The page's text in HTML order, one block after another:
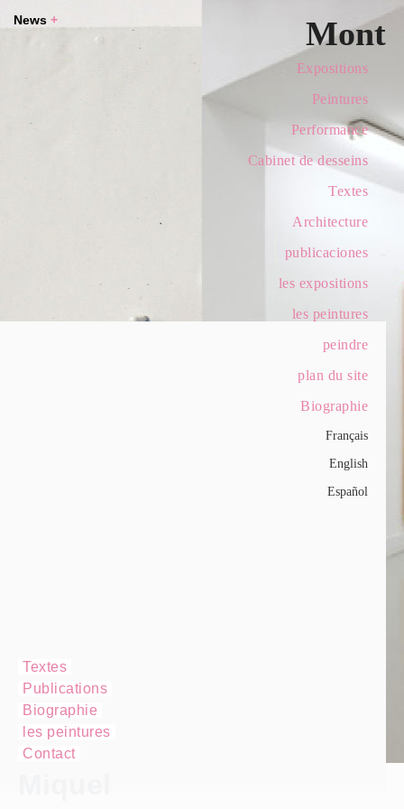
Mont
Expositions
Peintures
Performance
Cabinet de desseins
Textes
Architecture
publicaciones
les expositions
les peintures
peindre
plan du site
Biographie
Français
English
Español
Textes
Publications
Biographie
les peintures
Contact
News +